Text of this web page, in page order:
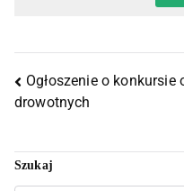
Ogłoszenie o
drowotnych
Szukaj